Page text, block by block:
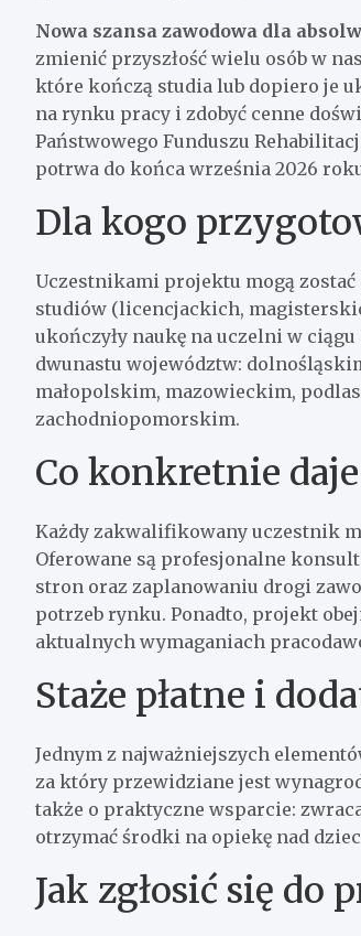
Nowa szansa zawodowa dla
zmienić przyszłość wielu osób w
które kończą studia lub dopiero je
na rynku pracy i zdobyć cenne
Państwowego Funduszu
potrwa do końca września 2026
Dla kogo
Uczestnikami projektu mogą zostać
studiów (licencjackich,
ukończyły naukę na uczelni w
dwunastu województw:
małopolskim, mazowieckim,
zachodniopomorskim.
Co konkretnie
Każdy zakwalifikowany uczestnik
Oferowane są profesjonalne
stron oraz zaplanowaniu drogi
potrzeb rynku. Ponadto, projekt
aktualnych wymaganiach
Staże płatne i
Jednym z najważniejszych
za który przewidziane jest
także o praktyczne wsparcie:
otrzymać środki na opiekę nad
Jak zgłosić się do